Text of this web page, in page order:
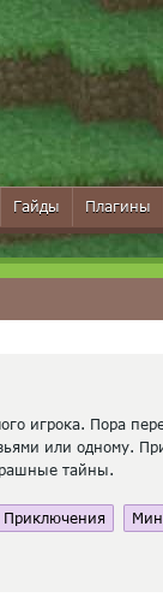
Гайды Плагины
игрока. Пора
или одному.
тайны.
Приключения